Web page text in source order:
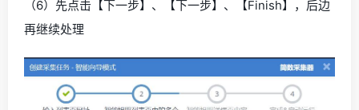
（6）先点击【下一步】、【下一步】、【Finish】，后边
再继续处理